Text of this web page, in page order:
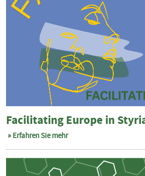
Facilitating Europe in
Erfahren Sie mehr